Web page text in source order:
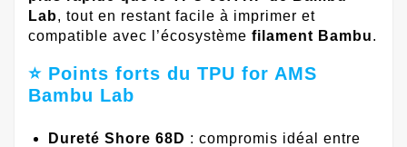
Lab, tout en restant facile à imprimer et
compatible avec l’écosystème filament Bambu.
⭐ Points forts du TPU for AMS
Bambu Lab
Dureté Shore 68D : compromis idéal entre